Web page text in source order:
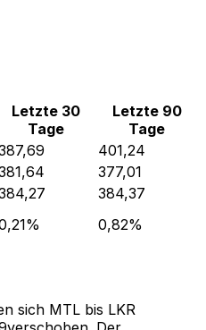
Letzte 30
Tage
Letzte 90
Tage
401,24
377,01
384,37
0,82%
sich MTL bis LKR